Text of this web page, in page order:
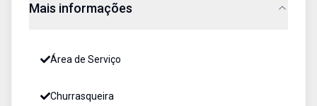
Mais informações
Área de Serviço
Churrasqueira